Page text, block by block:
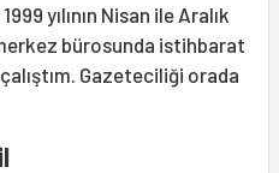
yılının Nisan ile Aralık
bürosunda istihbarat
Gazeteciliği orada